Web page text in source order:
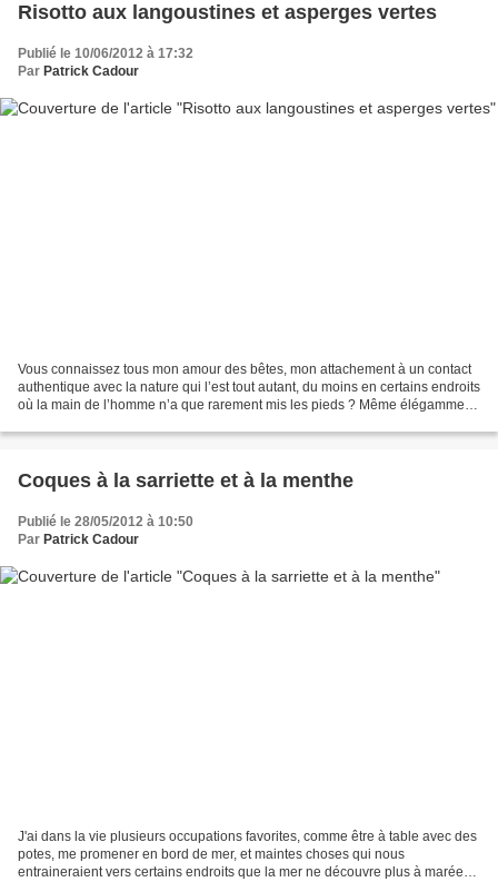
Risotto aux langoustines et asperges vertes
Publié le 10/06/2012 à 17:32
Par Patrick Cadour
Vous connaissez tous mon amour des bêtes, mon attachement à un contact
authentique avec la nature qui l’est tout autant, du moins en certains endroits
où la main de l’homme n’a que rarement mis les pieds ? Même élégamment
Coques à la sarriette et à la menthe
Publié le 28/05/2012 à 10:50
Par Patrick Cadour
J'ai dans la vie plusieurs occupations favorites, comme être à table avec des
potes, me promener en bord de mer, et maintes choses qui nous
entraineraient vers certains endroits que la mer ne découvre plus à marée